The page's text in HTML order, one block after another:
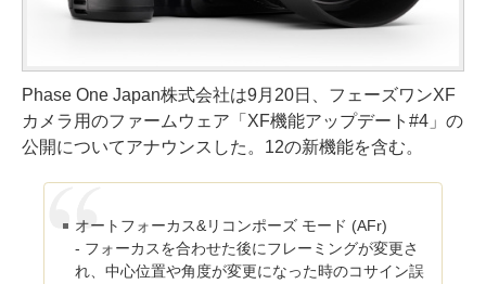
Phase One Japan株式会社は9月20日、フェーズワンXF
カメラ用のファームウェア「XF機能アップデート#4」の
公開についてアナウンスした。12の新機能を含む。
オートフォーカス&リコンポーズ モード (AFr)
- フォーカスを合わせた後にフレーミングが変更さ
れ、中心位置や角度が変更になった時のコサイン誤